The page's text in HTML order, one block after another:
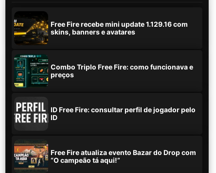
Free Fire recebe mini update 1.129.16 com
skins, banners e avatares
Combo Triplo Free Fire: como funcionava e
preços
ID Free Fire: consultar perfil de jogador pelo
ID
Free Fire atualiza evento Bazar do Drop com
“O campeão tá aqui!”